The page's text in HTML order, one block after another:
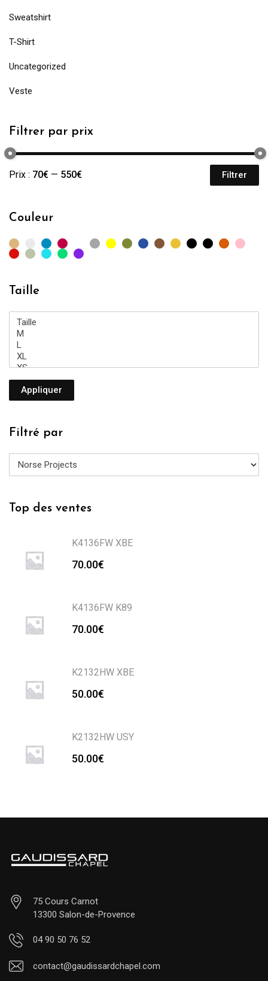
Sweatshirt
T-Shirt
Uncategorized
Veste
Filtrer par prix
Filtrer
Prix : 70€ — 550€
Couleur
Taille
Appliquer
Filtré par
Top des ventes
K4136FW XBE
70.00€
K4136FW K89
70.00€
K2132HW XBE
50.00€
K2132HW USY
50.00€
75 Cours Carnot
13300 Salon-de-Provence
04 90 50 76 52
contact@gaudissardchapel.com